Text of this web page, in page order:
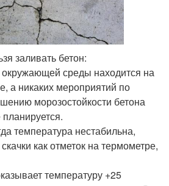
заливать бетон:
окружающей среды находится на
а никаких мероприятий по
морозостойкости бетона
температура нестабильна,
как отметок на термометре,
температуру +25